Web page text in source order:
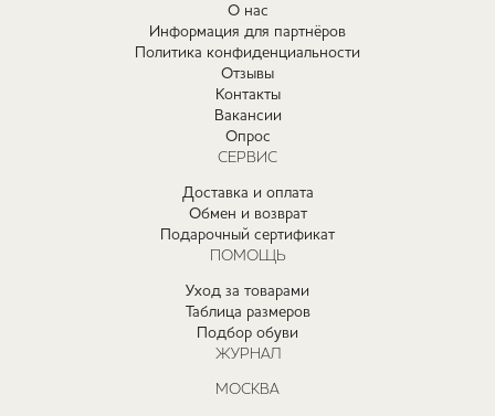
О нас
Информация для партнёров
Политика конфиденциальности
Отзывы
Контакты
Вакансии
Опрос
СЕРВИС
Доставка и оплата
Обмен и возврат
Подарочный сертификат
ПОМОЩЬ
Уход за товарами
Таблица размеров
Подбор обуви
ЖУРНАЛ
МОСКВА